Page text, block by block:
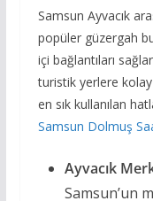
Samsun Ayvacık
popüler güzergah
içi bağlantıları
turistik yerlere kolay
en sık kullanılan
Samsun Dolmuş
Ayvacık
Samsun’un